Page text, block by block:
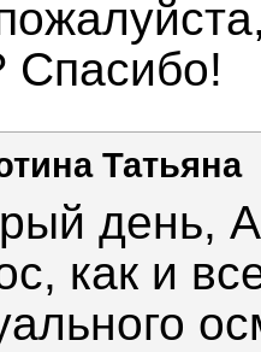
Спасибо!
Татьяна
день,
как и